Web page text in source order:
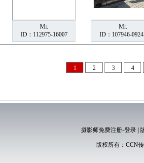
Mr.
ID：112975-16007
Mr.
ID：107946-
1 2 3 4
摄影师免费注册-登录|
版权所有： CCN